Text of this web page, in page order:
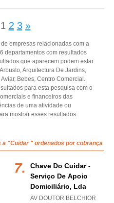
1 2 3 »
empresas relacionadas com a
departamentos com resultados
que aparecem podem estar
Arquitectura De Jardins,
Bebes, Centro Comercial.
para esta pesquisa com o
e financeiros das
de uma atividade ou
mostrar esses resultados.
"Cuidar " ordenados por cobrança
Chave Do Cuidar -
Serviço De Apoio
Domiciliário, Lda
AV DOUTOR BELCHIOR